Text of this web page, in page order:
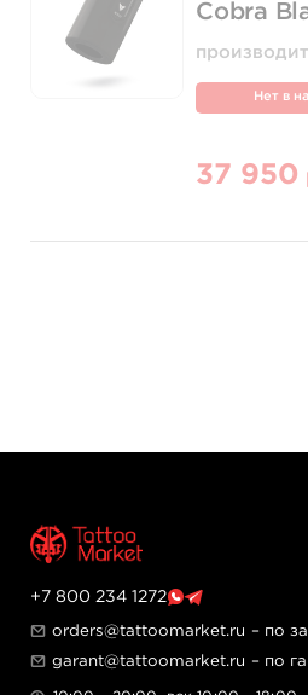
Cobra
Нет в
37 950
+7 800 234 1272
orders@tattoomarket.ru – по
garant@tattoomarket.ru – по